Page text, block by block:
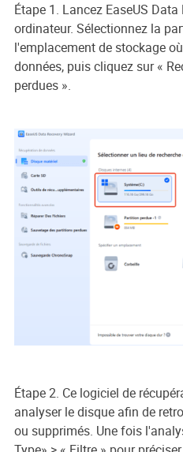
Étape 1. Lancez EaseUS
ordinateur. Sélectionnez la
l'emplacement de stockage
données, puis cliquez sur «
perdues ».
Étape 2. Ce logiciel de
analyser le disque afin de
ou supprimés. Une fois